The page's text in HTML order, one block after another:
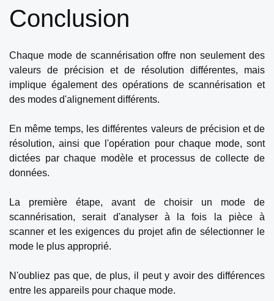
Conclusion
Chaque mode de scannérisation offre non seulement des
valeurs de précision et de résolution différentes, mais
implique également des opérations de scannérisation et
des modes d'alignement différents.
En même temps, les différentes valeurs de précision et de
résolution, ainsi que l'opération pour chaque mode, sont
dictées par chaque modèle et processus de collecte de
données.
La première étape, avant de choisir un mode de
scannérisation, serait d'analyser à la fois la pièce à
scanner et les exigences du projet afin de sélectionner le
mode le plus approprié.
N'oubliez pas que, de plus, il peut y avoir des différences
entre les appareils pour chaque mode.